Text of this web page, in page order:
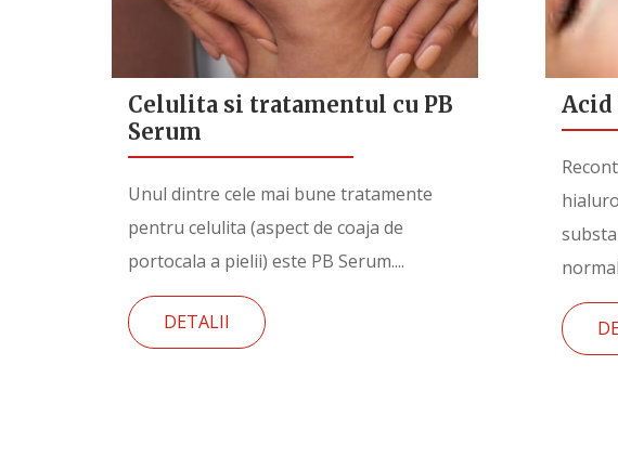
Celulita si tratamentul cu PB
Serum
Unul dintre cele mai bune tratamente
pentru celulita (aspect de coaja de
portocala a pielii) este PB Serum....
DETALII